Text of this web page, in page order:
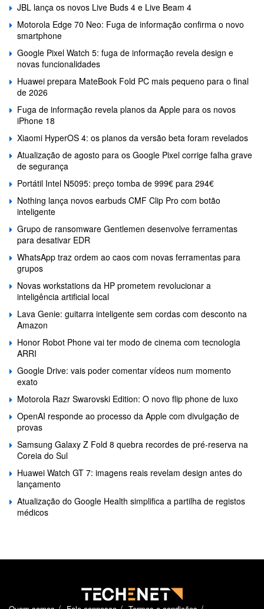
JBL lança os novos Live Buds 4 e Live Beam 4
Motorola Edge 70 Neo: Fuga de informação confirma o novo
smartphone
Google Pixel Watch 5: fuga de informação revela design e
novas funcionalidades
Huawei prepara MateBook Fold PC mais pequeno para o final
de 2026
Fuga de informação revela planos da Apple para os novos
iPhone 18
Xiaomi HyperOS 4: os planos da versão beta foram revelados
Atualização de agosto para os Google Pixel corrige falha grave
de segurança
Portátil Intel N5095: preço tomba de 999€ para 294€
Nothing lança novos earbuds CMF Clip Pro com botão
inteligente
Grupo de ransomware Gentlemen desenvolve ferramentas
para desativar EDR
WhatsApp traz ordem ao caos com novas ferramentas para
grupos
Novas workstations da HP prometem revolucionar a
inteligência artificial local
Lava Genie: guitarra inteligente sem cordas com desconto na
Amazon
Honor Robot Phone vai ter modo de cinema com tecnologia
ARRI
Google Drive: vais poder comentar vídeos num momento
exato
Motorola Razr Swarovski Edition: O novo flip phone de luxo
OpenAI responde ao processo da Apple com divulgação de
provas
Samsung Galaxy Z Fold 8 quebra recordes de pré-reserva na
Coreia do Sul
Huawei Watch GT 7: imagens reais revelam design antes do
lançamento
Atualização do Google Health simplifica a partilha de registos
médicos